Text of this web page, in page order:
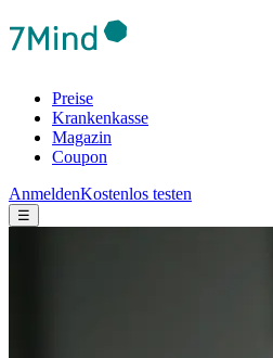
Preise
Krankenkasse
Magazin
Coupon
AnmeldenKostenlos testen
☰